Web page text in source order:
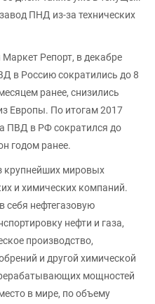
завод ПНД из-за технических
Репорт, в декабре
в Россию сократились до 8
ранее, снизились
Европы. По итогам 2017
ПВД в РФ сократился до
годом ранее.
крупнейших мировых
и химических компаний.
себя нефтегазовую
нефти и газа,
производство,
и другой химической
мощностей
в мире, по объему